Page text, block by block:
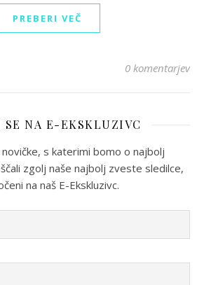
PREBERI VEČ
0 komentarjev
SE NA E-EKSKLUZIVC
s katerimi bomo o najbolj
zgolj naše najbolj zveste sledilce,
na naš E-Ekskluzivc.